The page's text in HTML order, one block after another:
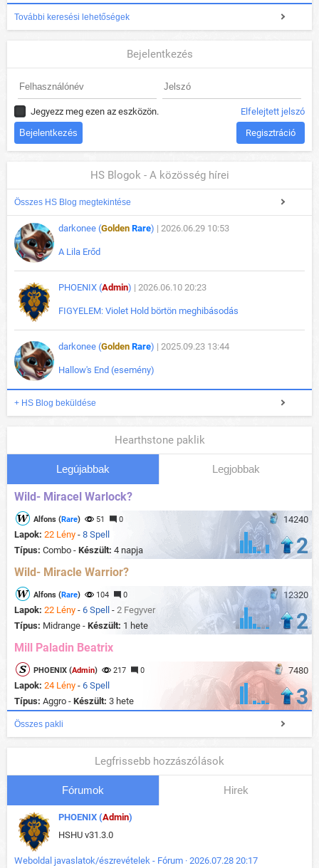
További keresési lehetőségek
Bejelentkezés
Jegyezz meg ezen az eszközön. Elfelejtett jelszó
Regisztráció
HS Blogok - A közösség hírei
Összes HS Blog megtekintése
darkonee (Golden Rare) | 2026.06.29 10:53
A Lila Erőd
PHOENIX (Admin) | 2026.06.10 20:23
FIGYELEM: Violet Hold börtön meghibásodás
darkonee (Golden Rare) | 2025.09.23 13:44
Hallow's End (esemény)
+ HS Blog beküldése
Hearthstone paklik
Legújabbak Legjobbak
Wild- Miracel Warlock?
14240
Alfons (Rare) 51 0
Lapok: 22 Lény - 8 Spell
Típus: Combo - Készült: 4 napja 2
Wild- Miracle Warrior?
12320
Alfons (Rare) 104 0
Lapok: 22 Lény - 6 Spell - 2 Fegyver
Típus: Midrange - Készült: 1 hete 2
Mill Paladin Beatrix
7480
PHOENIX (Admin) 217 0
Lapok: 24 Lény - 6 Spell
Típus: Aggro - Készült: 3 hete 3
Összes pakli
Legfrissebb hozzászólások
Fórumok Hirek
PHOENIX (Admin)
HSHU v31.3.0
Weboldal javaslatok/észrevételek - Fórum · 2026.07.28 20:17